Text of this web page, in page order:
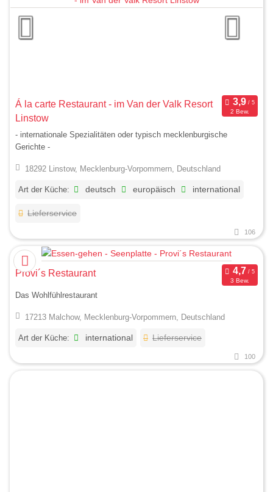
Á la carte Restaurant - im Van der Valk Resort
Linstow
2 Bew.
- internationale Spezialitäten oder typisch mecklenburgische
Gerichte -
18292 Linstow, Mecklenburg-Vorpommern, Deutschland
Art der Küche: deutsch europäisch international
Lieferservice
106
Provi´s Restaurant
3 Bew.
Das Wohlfühlrestaurant
17213 Malchow, Mecklenburg-Vorpommern, Deutschland
Art der Küche: international Lieferservice
100